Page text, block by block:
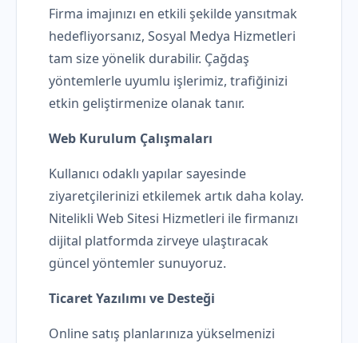
Firma imajınızı en etkili şekilde yansıtmak
hedefliyorsanız, Sosyal Medya Hizmetleri
tam size yönelik durabilir. Çağdaş
yöntemlerle uyumlu işlerimiz, trafiğinizi
etkin geliştirmenize olanak tanır.
Web Kurulum Çalışmaları
Kullanıcı odaklı yapılar sayesinde
ziyaretçilerinizi etkilemek artık daha kolay.
Nitelikli Web Sitesi Hizmetleri ile firmanızı
dijital platformda zirveye ulaştıracak
güncel yöntemler sunuyoruz.
Ticaret Yazılımı ve Desteği
Online satış planlarınıza yükselmenizi